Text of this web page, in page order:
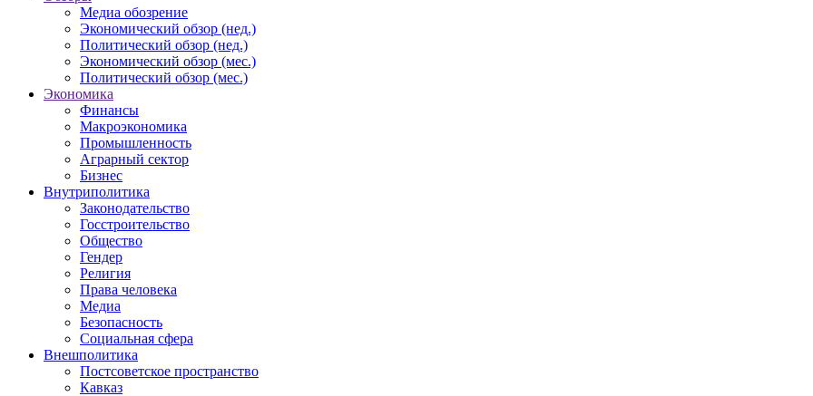
Медиа обозрение
Экономический обзор (нед.)
Политический обзор (нед.)
Экономический обзор (мес.)
Политический обзор (мес.)
Экономика
Финансы
Макроэкономика
Промышленность
Аграрный сектор
Бизнес
Внутриполитика
Законодательство
Госстроительство
Общество
Гендер
Религия
Права человека
Медиа
Безопасность
Социальная сфера
Внешполитика
Постсоветское пространство
Кавказ